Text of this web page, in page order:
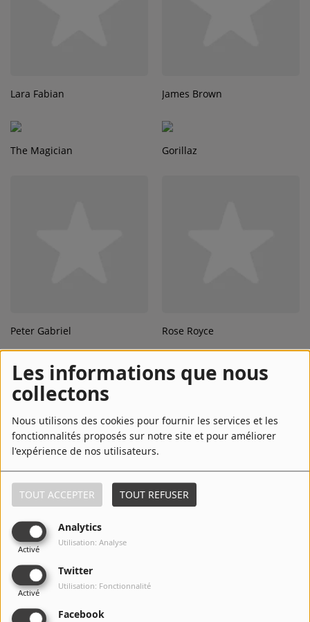
Les informations que nous
collectons
Nous utilisons des cookies pour fournir les services et les
fonctionnalités proposés sur notre site et pour améliorer
l'expérience de nos utilisateurs.
TOUT ACCEPTER TOUT REFUSER
Analytics
Activé
Utilisation: Analyse
Twitter
Activé
Utilisation: Fonctionnalité
Facebook
Lara Fabian James Brown
The Magician Gorillaz
Peter Gabriel Rose Royce
Nicoletta Julien
Troye Sivan